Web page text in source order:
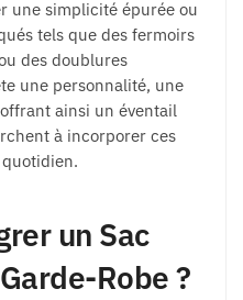
une simplicité épurée ou
tels que des fermoirs
des doublures
une personnalité, une
ainsi un éventail
à incorporer ces
un Sac
Robe ?